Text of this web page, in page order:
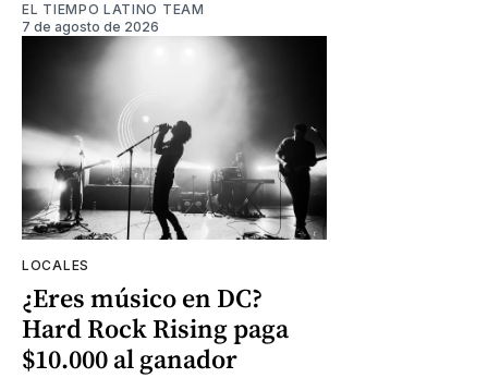
EL TIEMPO LATINO TEAM
7 de agosto de 2026
LOCALES
¿Eres músico en DC?
Hard Rock Rising paga
$10.000 al ganador